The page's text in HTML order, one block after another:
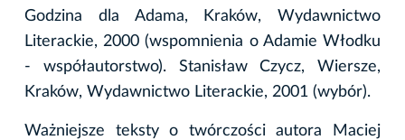
Godzina dla Adama, Kraków, Wydawnictwo
Literackie, 2000 (wspomnienia o Adamie Włodku
- współautorstwo). Stanisław Czycz, Wiersze,
Kraków, Wydawnictwo Literackie, 2001 (wybór).
Ważniejsze teksty o twórczości autora Maciej